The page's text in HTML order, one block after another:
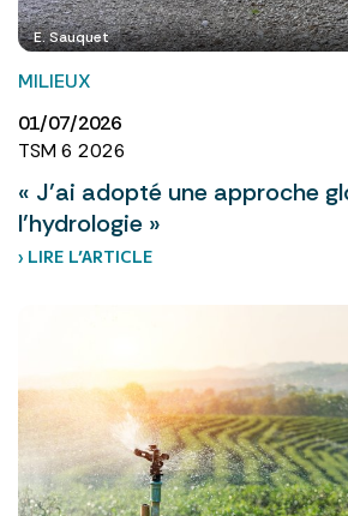
E. Sauquet
MILIEUX
01/07/2026
TSM 6 2026
« J’ai adopté une approche
l’hydrologie »
› LIRE L’ARTICLE